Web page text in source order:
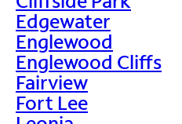
Edgewater
Englewood
Englewood Cliffs
Fairview
Fort Lee